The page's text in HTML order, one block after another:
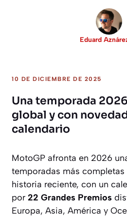
Eduard
10 DE DICIEMBRE DE 2025
Una temporada
global y con
calendario
MotoGP afronta en 2026
temporadas más completas
historia reciente, con un
por 22 Grandes Premios
Europa, Asia, América y